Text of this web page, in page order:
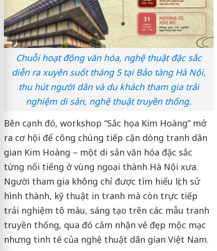
Chuỗi hoạt động văn hóa, nghệ thuật đặc sắc
diễn ra xuyên suốt tháng 5 tại Bảo tàng Hà Nội,
thu hút người dân và du khách tham gia trải
nghiệm di sản, nghệ thuật truyền thống.
Bên cạnh đó, workshop “Sắc họa Kim Hoàng” mở
ra cơ hội để công chúng tiếp cận dòng tranh dân
gian Kim Hoàng – một di sản văn hóa đặc sắc
từng nổi tiếng ở vùng ngoại thành Hà Nội xưa.
Người tham gia không chỉ được tìm hiểu lịch sử
hình thành, kỹ thuật in tranh mà còn trực tiếp
trải nghiệm tô màu, sáng tạo trên các mẫu tranh
truyền thống, qua đó cảm nhận vẻ đẹp mộc mạc
nhưng tinh tế của nghệ thuật dân gian Việt Nam.